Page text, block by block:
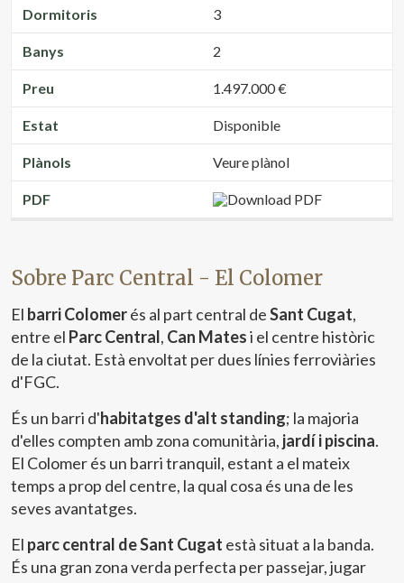
Dormitoris 3
Banys 2
Preu 1.497.000 €
Estat Disponible
Plànols Veure plànol
PDF
Sobre Parc Central - El Colomer
El barri Colomerés al part central deSant Cugat,
entre el Parc Central, Can Matesi el centre històric
de la ciutat. Està envoltat per dues línies ferroviàries
d'FGC.
És un barri d'habitatges d'alt standing; la majoria
d'elles compten amb zona comunitària, jardí i piscina.
El Colomer és un barri tranquil, estant a el mateix
temps a prop del centre, la qual cosa és una de les
seves avantatges.
El parc central de Sant Cugat està situat a la banda.
És una gran zona verda perfecta per passejar, jugar